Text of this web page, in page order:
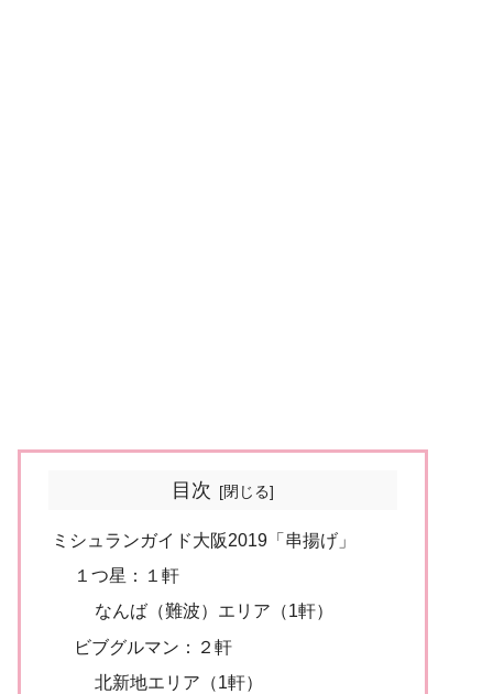
目次
ミシュランガイド大阪2019「串揚げ」
１つ星：１軒
なんば（難波）エリア（1軒）
ビブグルマン：２軒
北新地エリア（1軒）